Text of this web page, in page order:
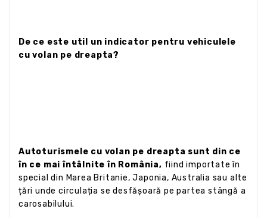
De ce este util un indicator pentru vehiculele
cu volan pe dreapta?
Autoturismele cu volan pe dreapta sunt din ce
în ce mai întâlnite în România, fiind importate în
special din Marea Britanie, Japonia, Australia sau alte
țări unde circulația se desfășoară pe partea stângă a
carosabilului.